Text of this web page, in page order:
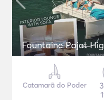
Fountaine Pajot
Catamarã do Poder